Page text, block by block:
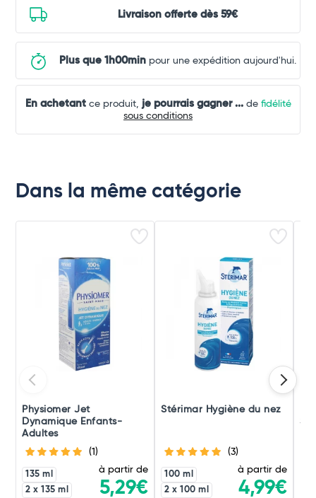
Livraison offerte dès 59€
Plus que 1h00min pour une expédition aujourd'hui.
En achetantce produit, je pourrais gagner ...de fidélité
sous conditions
Dans la même catégorie
Physiomer Jet
Dynamique Enfants-
Adultes
(1)
135 ml
2 x 135 ml
à partir de
5,29€
Stérimar Hygiène du nez
(3)
100 ml
2 x 100 ml
à partir de
4,99€